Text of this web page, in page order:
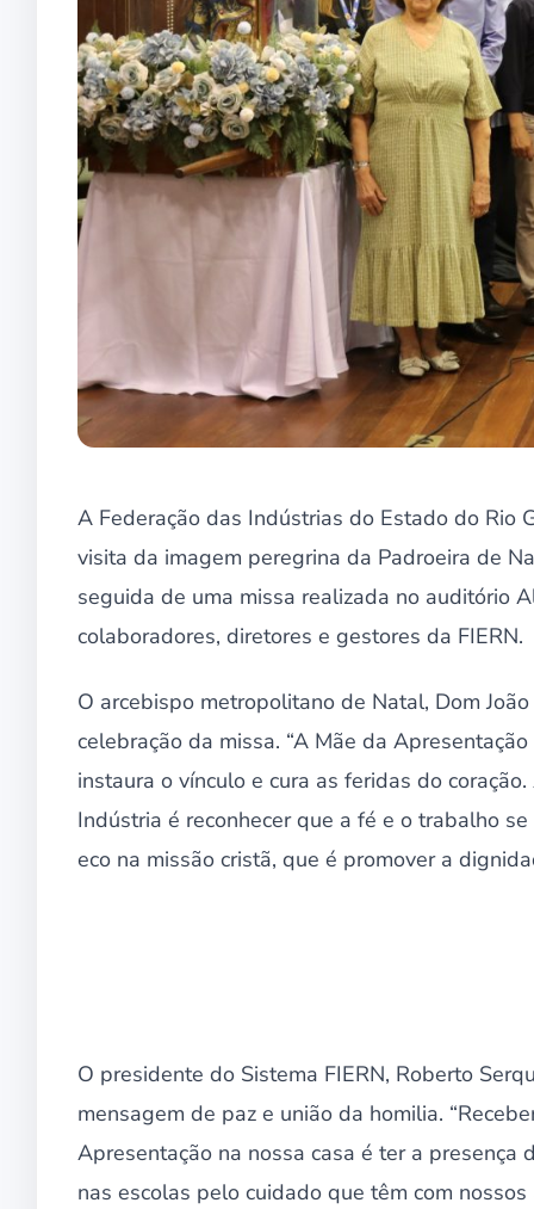
A Federação das Indústrias do Estado do Rio
visita da imagem peregrina da Padroeira de
seguida de uma missa realizada no auditório
colaboradores, diretores e gestores da FIERN.
O arcebispo metropolitano de Natal, Dom
celebração da missa. “A Mãe da
instaura o vínculo e cura as feridas do
Indústria é reconhecer que a fé e o trabalho
eco na missão cristã, que é promover a
O presidente do Sistema FIERN, Roberto
mensagem de paz e união da homilia.
Apresentação na nossa casa é ter a
nas escolas pelo cuidado que têm com